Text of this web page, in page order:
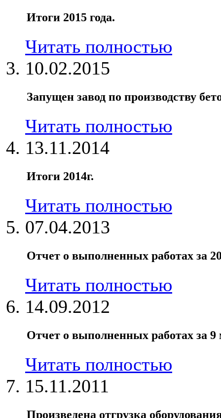
Итоги 2015 года.
Читать полностью
10.02.2015
Запущен завод по производству
Читать полностью
13.11.2014
Итоги 2014г.
Читать полностью
07.04.2013
Отчет о выполненных работах за
Читать полностью
14.09.2012
Отчет о выполненных работах за 9
Читать полностью
15.11.2011
Произведена отгрузка